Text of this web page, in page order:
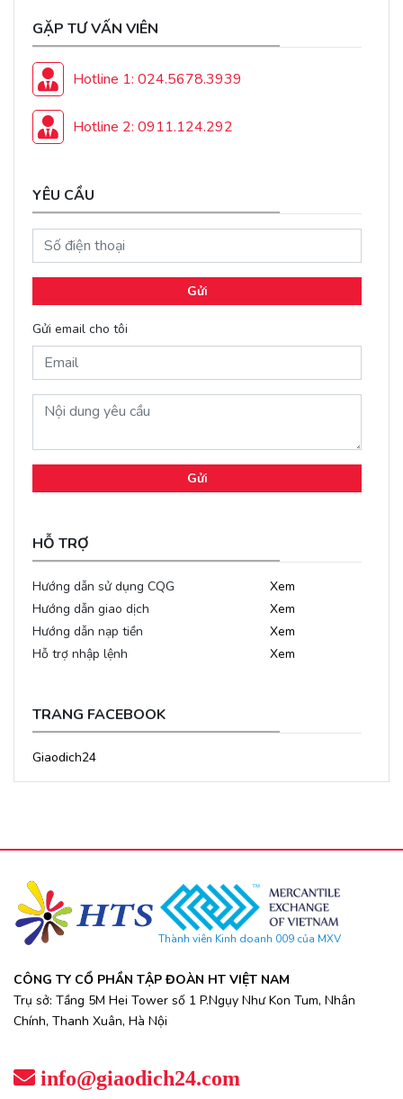
GẶP TƯ VẤN VIÊN
Hotline 1: 024.5678.3939
Hotline 2: 0911.124.292
YÊU CẦU
Gửi
Gửi email cho tôi
Gửi
HỖ TRỢ
Hướng dẫn sử dụng CQG
Xem
Hướng dẫn giao dịch
Xem
Hướng dẫn nạp tiền
Xem
Hỗ trợ nhập lệnh
Xem
TRANG FACEBOOK
Giaodich24
Thành viên Kinh doanh 009 của MXV
CÔNG TY CỔ PHẦN TẬP ĐOÀN HT VIỆT NAM
Trụ sở: Tầng 5M Hei Tower số 1 P.Ngụy Như Kon Tum, Nhân
Chính, Thanh Xuân, Hà Nội
info@giaodich24.com